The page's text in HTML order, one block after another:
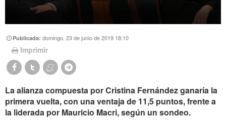
Publicada:domingo, 23 de junio de 2019 18:10
Imprimir
La alianza compuesta por Cristina Fernández ganaría la
primera vuelta, con una ventaja de 11,5 puntos, frente a
la liderada por Mauricio Macri, según un sondeo.